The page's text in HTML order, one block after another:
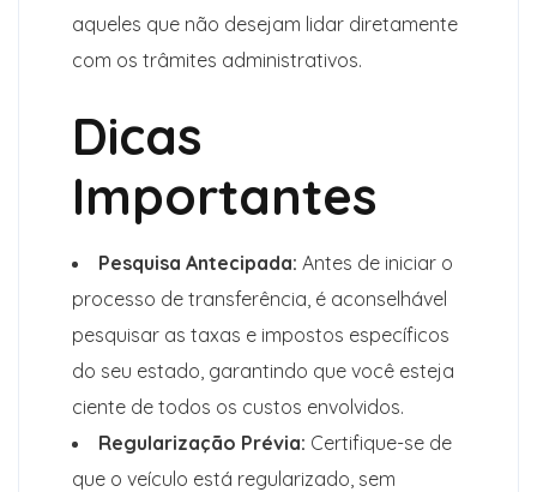
aqueles que não desejam lidar diretamente
com os trâmites administrativos.
Dicas
Importantes
Pesquisa Antecipada: Antes de iniciar o
processo de transferência, é aconselhável
pesquisar as taxas e impostos específicos
do seu estado, garantindo que você esteja
ciente de todos os custos envolvidos.
Regularização Prévia: Certifique-se de
que o veículo está regularizado, sem